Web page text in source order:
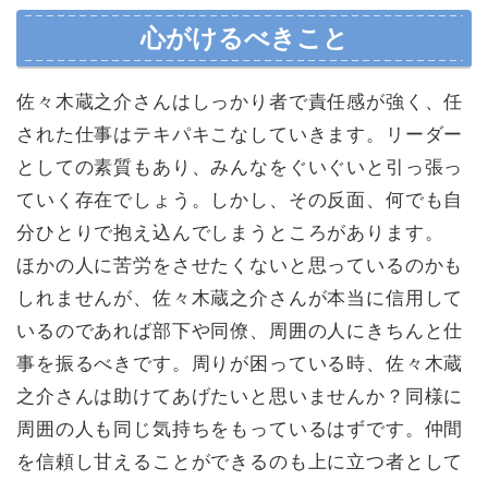
心がけるべきこと
佐々木蔵之介さんはしっかり者で責任感が強く、任
された仕事はテキパキこなしていきます。リーダー
としての素質もあり、みんなをぐいぐいと引っ張っ
ていく存在でしょう。しかし、その反面、何でも自
分ひとりで抱え込んでしまうところがあります。
ほかの人に苦労をさせたくないと思っているのかも
しれませんが、佐々木蔵之介さんが本当に信用して
いるのであれば部下や同僚、周囲の人にきちんと仕
事を振るべきです。周りが困っている時、佐々木蔵
之介さんは助けてあげたいと思いませんか？同様に
周囲の人も同じ気持ちをもっているはずです。仲間
を信頼し甘えることができるのも上に立つ者として